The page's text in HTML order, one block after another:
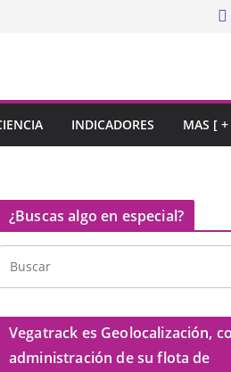
INDICADORES MAS [
¿Buscas algo en especial?
Vegatrack es Geolocalización,
administración de su flota de